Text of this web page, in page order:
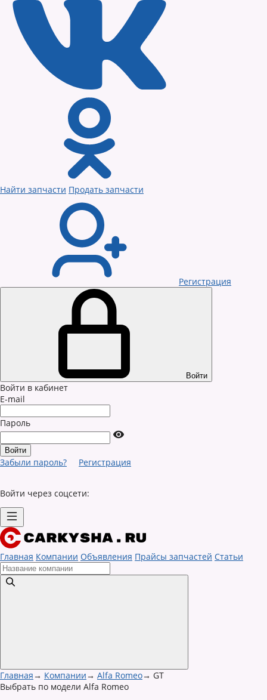
Найти запчасти Продать запчасти
Регистрация
Войти
Войти в кабинет
E-mail
Пароль
Забыли пароль? Регистрация
Войти через соцсети:
Главная Компании Объявления Прайсы запчастей Статьи
Главная→ Компании→ Alfa Romeo→ GT
Выбрать по модели Alfa Romeo